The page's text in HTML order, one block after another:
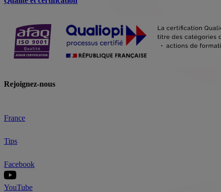
Rejoignez-nous
France
Tips
Facebook
YouTube